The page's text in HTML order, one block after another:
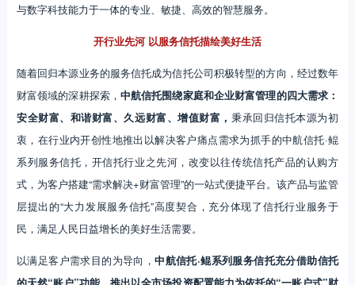
与数字科技能力于一体的专业、敏捷、高效的智慧服务。
开行业先河 以服务信托描绘美好生活
随着回归本源业务的服务信托成为信托公司积极转型的方向，经过数年
财富领域的深耕探索， 中航信托围绕家庭和企业财富管理的四大需求：
安全财富、和谐财富、久远财富、增值财富，秉承回归信托本源为初
衷，在行业内开创性地推出以解决客户痛点需求为抓手的中航信托·鲲
系列服务信托，开信托行业之先河，改变以往传统信托产品的认购方
式，为客户搭建“需求解决+财富管理”的一站式便捷平台。该产品与监管
层提出的“大力发展服务信托”高度契合，充分体现了信托行业服务于
民，满足人民日益增长的美好生活需要。
以满足客户需求目的为导向，中航信托·鲲系列服务信托充分借助信托